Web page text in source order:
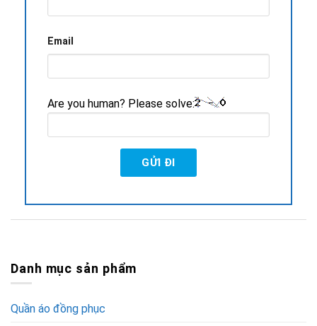
Email
Are you human? Please solve:
Danh mục sản phẩm
Quần áo đồng phục